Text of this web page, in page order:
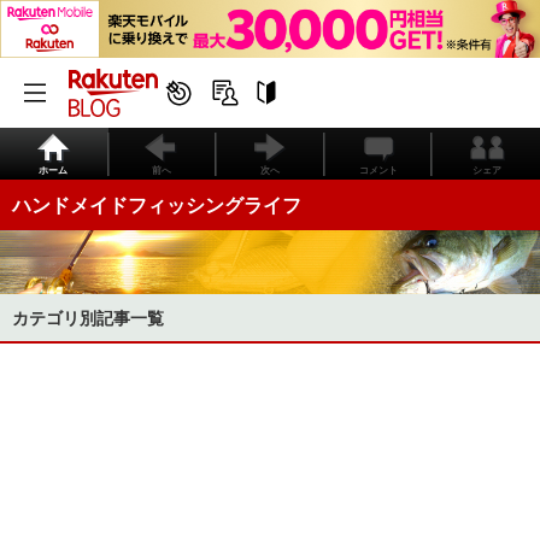
ホーム 前へ 次へ コメント シェア
ハンドメイドフィッシングライフ
カテゴリ別記事一覧